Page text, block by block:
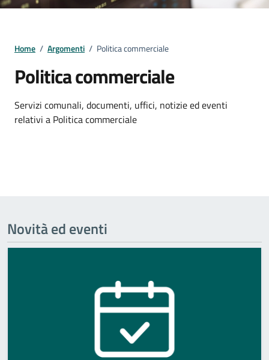
Home / Argomenti / Politica commerciale
Politica commerciale
Dettagli della notizia
Servizi comunali, documenti, uffici, notizie ed eventi
relativi a Politica commerciale
Novità ed eventi